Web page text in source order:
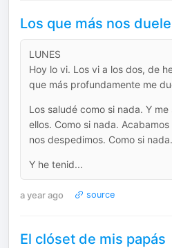
Los que más nos
LUNES
Hoy lo vi. Los vi a los dos, de
que más profundamente me
Los saludé como si nada. Y
ellos. Como si nada.
nos despedimos. Como si nada.
Y he tenid...
a year ago source
El clóset de mis papás